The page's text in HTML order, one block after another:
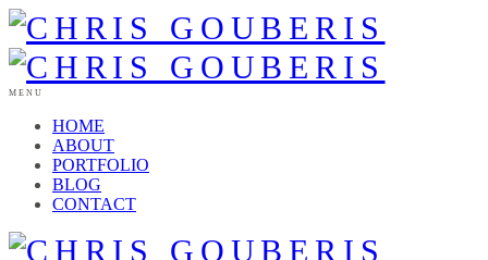
MENU
HOME
ABOUT
PORTFOLIO
BLOG
CONTACT